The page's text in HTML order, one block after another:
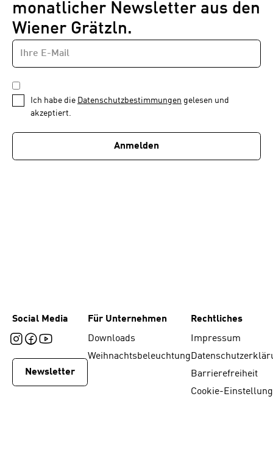
monatlicher Newsletter aus den
Wiener Grätzln.
Newsletter
1
von
E-
MAIL-
ADRESSE
DATENSCHUTZBESTIMMUNGEN
*
Ich habe die Datenschutzbestimmungen gelesen und
akzeptiert.
Anmelden
Social Media
Newsletter
Für Unternehmen
Downloads
Weihnachtsbeleuchtung
Rechtliches
Impressum
Barrierefreiheit
Cookie-